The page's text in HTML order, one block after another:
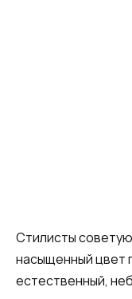
Стилисты
насыщенный цвет
естественный,